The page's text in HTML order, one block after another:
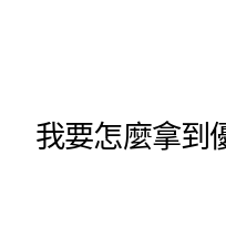
我要怎麼拿到